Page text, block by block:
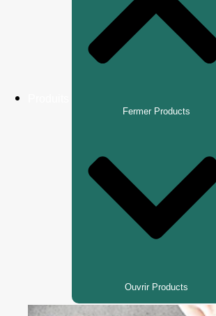
Fermer Products
Ouvrir Products